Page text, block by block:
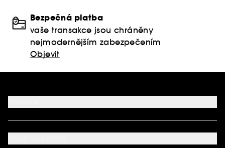
Bezpečná platba
vaše transakce jsou chráněny
nejmodernějším zabezpečením
Objevit
FAQ
Podmínky Nabídek